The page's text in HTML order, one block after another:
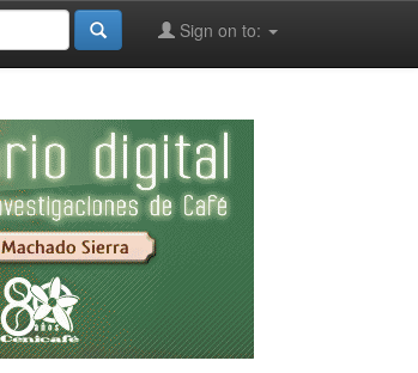
Sign on to: